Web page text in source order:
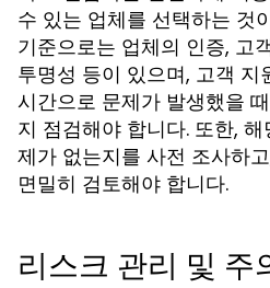
수 있는 업체를 선택하는 것
기준으로는 업체의 인증, 고
투명성 등이 있으며, 고객 지
시간으로 문제가 발생했을
지 점검해야 합니다. 또한,
제가 없는지를 사전 조사하
면밀히 검토해야 합니다.
리스크 관리 및 주